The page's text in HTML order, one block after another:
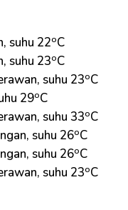
suhu 22oC
suhu 23oC
suhu 23oC
29oC
suhu 33oC
suhu 26oC
suhu 26oC
suhu 23oC